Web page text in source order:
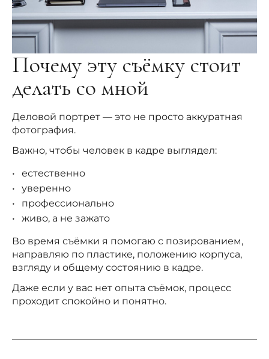
Почему эту съёмку стоит
делать со мной
Деловой портрет — это не просто аккуратная
фотография.
Важно, чтобы человек в кадре выглядел:
естественно
уверенно
профессионально
живо, а не зажато
Во время съёмки я помогаю с позированием,
направляю по пластике, положению корпуса,
взгляду и общему состоянию в кадре.
Даже если у вас нет опыта съёмок, процесс
проходит спокойно и понятно.